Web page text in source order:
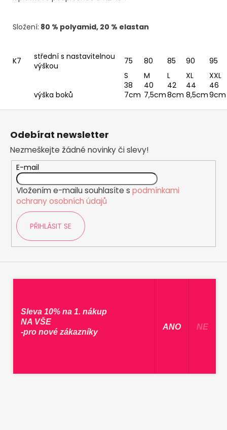
Složení: 80 % polyamid, 20 % elastan
K7
střední s nastavitelnou
výškou
75 80 85 90
95
S
M L XL
XXL
38
40 42 44
46
výška boků
7cm 7,5cm8cm 8,5cm9cm
Z
Odebírat newsletter
Nezmeškejte žádné novinky či slevy!
E-mail
Vložením e-mailu souhlasíte s podmínkami
ochrany osobních údajů
PŘIHLÁSIT SE
Sleva 10% na 1. nákup
NA VŠE
-pro nové zákazníky
​ ANO ​ NE